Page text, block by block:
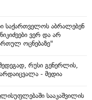
საქართველოს აბრალებენ
ვერ და არ
ოცნებაზე"
რუსი გენერლის,
- მედია
სააკაშვილის